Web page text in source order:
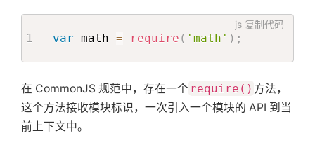
js 复制代码
var math = require ( 'math' ) ;
在 CommonJS 规范中，存在一个 require() 方法，
这个方法接收模块标识，一次引入一个模块的 API 到当
前上下文中。